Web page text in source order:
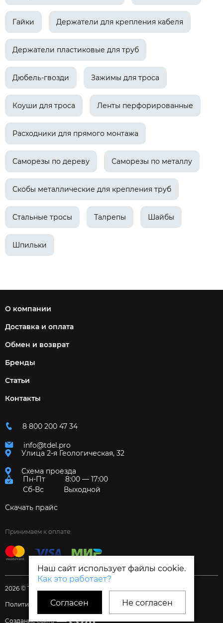
Наш сайт использует файлы cookie.
Как это работает?
Согласен Не согласен
Гайки Держатели для крепления кабеля
Держатели пластиковые для труб
Дюбель-гвозди Зажимы для троса
Коуши для троса Ленты перфорированные
Расходники для прямого монтажа
Саморезы по дереву Саморезы по металлу
Скобы металлические для крепления труб
Стальные тросы Талрепы Шайбы
Шпильки
О компании
Доставка и оплата
Обмен и возврат
Бренды
Статьи
Контакты
8 800 200 47 34
info@tdel.pro
Улица 2-я Геологическая, 32
Схема проезда
Пн-Пт
8:00 — 17:00
Сб-Вс
Выходной
Скачать прайс
Принимаем к оплате:
2026 © Торговый дом «Электрум»
Политика и Согласия
Создание сайта